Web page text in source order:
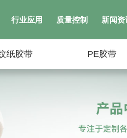
行业应用 质量控制 新闻资
纸胶带 PE胶带